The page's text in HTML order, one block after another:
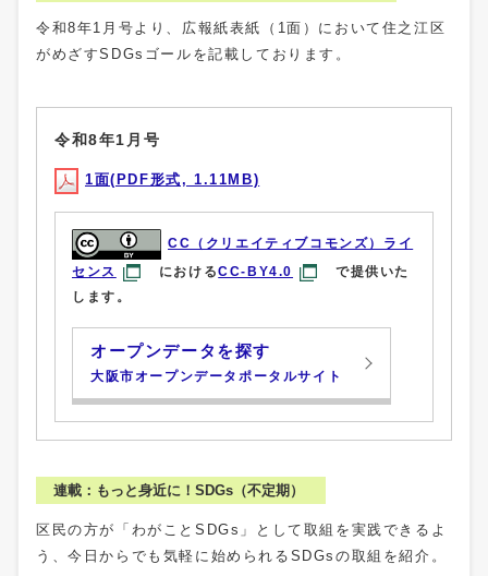
令和8年1月号より、広報紙表紙（1面）において住之江区
がめざすSDGsゴールを記載しております。
令和8年1月号
1面(PDF形式, 1.11MB)
CC（クリエイティブコモンズ）ライ
センス
におけるCC-BY4.0
で提供いた
します。
オープンデータを探す
大阪市オープンデータポータルサイト
連載：もっと身近に！SDGs（不定期）
区民の方が「わがことSDGs」として取組を実践できるよ
う、今日からでも気軽に始められるSDGsの取組を紹介。